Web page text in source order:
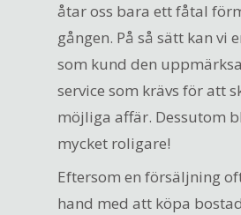
åtar oss bara ett fåtal
gången. På så sätt kan vi
som kund den
service som krävs för att
möjliga affär. Dessutom
mycket roligare!
Eftersom en försäljning
hand med att köpa